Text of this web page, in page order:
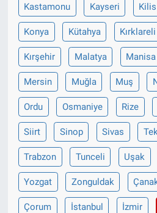
Kastamonu Kayseri Kilis
Konya Kütahya Kırklareli
Kırşehir Malatya Manisa
Mersin Muğla Muş
Ordu Osmaniye Rize
Siirt Sinop Sivas
Trabzon Tunceli Uşak
Yozgat Zonguldak
Çorum İstanbul İzmir